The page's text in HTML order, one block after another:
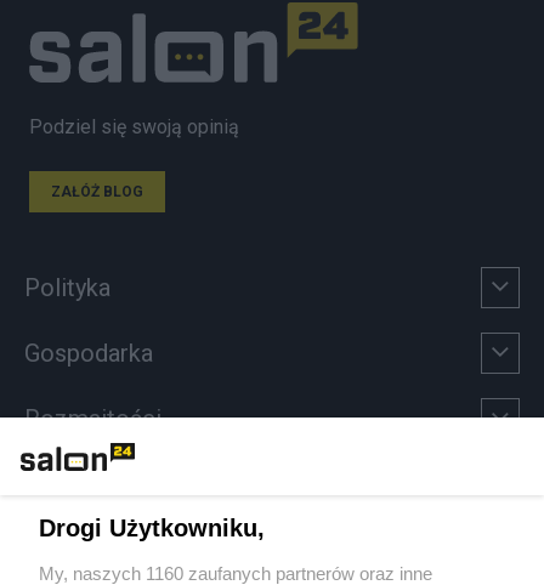
Podziel się swoją opinią
ZAŁÓŻ BLOG
Polityka
Gospodarka
Rozmaitości
Sport
Drogi Użytkowniku,
My, naszych 1160 zaufanych partnerów oraz inne